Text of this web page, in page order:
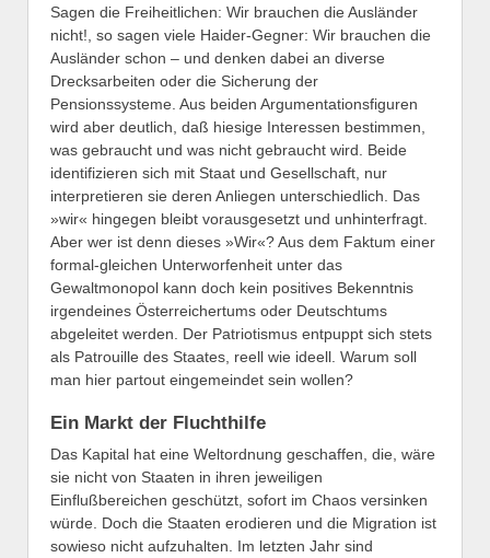
Sagen die Freiheitlichen: Wir brauchen die Ausländer
nicht!, so sagen viele Haider-Gegner: Wir brauchen die
Ausländer schon – und denken dabei an diverse
Drecksarbeiten oder die Sicherung der
Pensionssysteme. Aus beiden Argumentationsfiguren
wird aber deutlich, daß hiesige Interessen bestimmen,
was gebraucht und was nicht gebraucht wird. Beide
identifizieren sich mit Staat und Gesellschaft, nur
interpretieren sie deren Anliegen unterschiedlich. Das
»wir« hingegen bleibt vorausgesetzt und unhinterfragt.
Aber wer ist denn dieses »Wir«? Aus dem Faktum einer
formal-gleichen Unterworfenheit unter das
Gewaltmonopol kann doch kein positives Bekenntnis
irgendeines Österreichertums oder Deutschtums
abgeleitet werden. Der Patriotismus entpuppt sich stets
als Patrouille des Staates, reell wie ideell. Warum soll
man hier partout eingemeindet sein wollen?
Ein Markt der Fluchthilfe
Das Kapital hat eine Weltordnung geschaffen, die, wäre
sie nicht von Staaten in ihren jeweiligen
Einflußbereichen geschützt, sofort im Chaos versinken
würde. Doch die Staaten erodieren und die Migration ist
sowieso nicht aufzuhalten. Im letzten Jahr sind